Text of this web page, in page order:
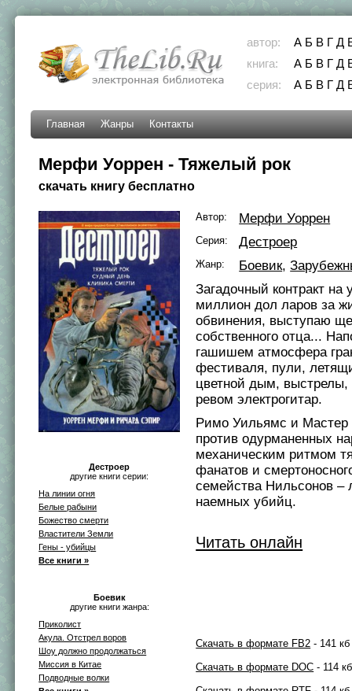
автор: А Б В Г Д
книга:
А Б В Г Д
серия:
А Б В Г Д
Главная Жанры Контакты
Мерфи Уоррен - Тяжелый рок
скачать книгу бесплатно
Дестроер
другие книги серии:
На линии огня
Белые рабыни
Божество смерти
Властители Земли
Гены - убийцы
Все книги »
Боевик
другие книги жанра:
Приколист
Акула. Отстрел воров
Шоу должно продолжаться
Миссия в Китае
Подводные волки
Автор: Мерфи Уоррен
Серия: Дестроер
Жанр: Боевик,
Загадочный контракт на
миллион дол ларов за
обвинения, выступаю
собственного отца...
гашишем атмосфера
фестиваля, пули,
цветной дым,
ревом электрогитар.
Римо Уильямс и Мастер
против одурманенных
механическим ритмом
фанатов и
семейства Нильсонов
наемных убийц.
Читать онлайн
Скачать в формате FB2 - 141 кб
Скачать в формате DOC - 114 кб